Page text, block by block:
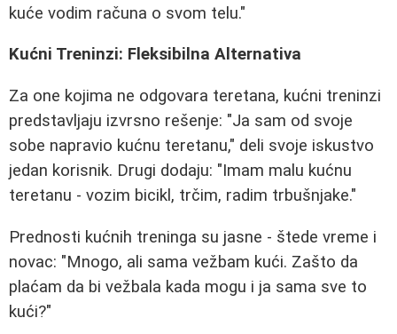
kuće vodim računa o svom telu."
Kućni Treninzi: Fleksibilna Alternativa
Za one kojima ne odgovara teretana, kućni treninzi
predstavljaju izvrsno rešenje: "Ja sam od svoje
sobe napravio kućnu teretanu," deli svoje iskustvo
jedan korisnik. Drugi dodaju: "Imam malu kućnu
teretanu - vozim bicikl, trčim, radim trbušnjake."
Prednosti kućnih treninga su jasne - štede vreme i
novac: "Mnogo, ali sama vežbam kući. Zašto da
plaćam da bi vežbala kada mogu i ja sama sve to
kući?"